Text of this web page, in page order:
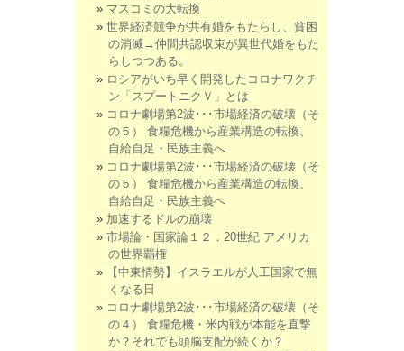
マスコミの大転換
世界経済競争が共有婚をもたらし、貧困
の消滅→仲間共認収束が異世代婚をもた
らしつつある。
ロシアがいち早く開発したコロナワクチ
ン「スプートニクＶ」とは
コロナ劇場第2波･･･市場経済の破壊（そ
の５） 食糧危機から産業構造の転換、
自給自足・民族主義へ
コロナ劇場第2波･･･市場経済の破壊（そ
の５） 食糧危機から産業構造の転換、
自給自足・民族主義へ
加速するドルの崩壊
市場論・国家論１２．20世紀 アメリカ
の世界覇権
【中東情勢】イスラエルが人工国家で無
くなる日
コロナ劇場第2波･･･市場経済の破壊（そ
の４） 食糧危機・米内戦が本能を直撃
か？それでも頭脳支配が続くか？